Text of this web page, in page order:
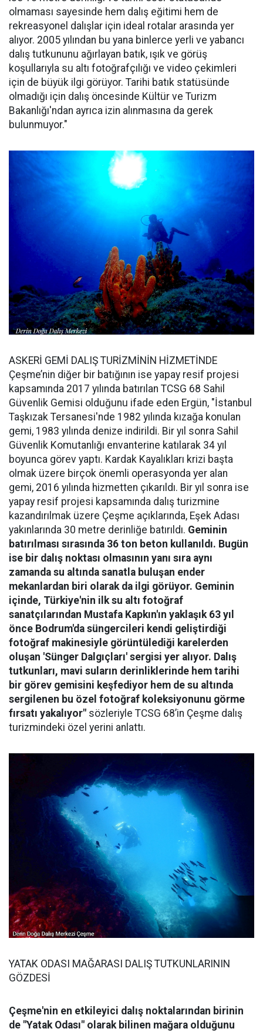
olmaması sayesinde hem dalış eğitimi hem de
rekreasyonel dalışlar için ideal rotalar arasında yer
alıyor. 2005 yılından bu yana binlerce yerli ve yabancı
dalış tutkununu ağırlayan batık, ışık ve görüş
koşullarıyla su altı fotoğrafçılığı ve video çekimleri
için de büyük ilgi görüyor. Tarihi batık statüsünde
olmadığı için dalış öncesinde Kültür ve Turizm
Bakanlığı'ndan ayrıca izin alınmasına da gerek
bulunmuyor."
ASKERİ GEMİ DALIŞ TURİZMİNİN HİZMETİNDE
Çeşme’nin diğer bir batığının ise yapay resif projesi
kapsamında 2017 yılında batırılan TCSG 68 Sahil
Güvenlik Gemisi olduğunu ifade eden Ergün, "İstanbul
Taşkızak Tersanesi'nde 1982 yılında kızağa konulan
gemi, 1983 yılında denize indirildi. Bir yıl sonra Sahil
Güvenlik Komutanlığı envanterine katılarak 34 yıl
boyunca görev yaptı. Kardak Kayalıkları krizi başta
olmak üzere birçok önemli operasyonda yer alan
gemi, 2016 yılında hizmetten çıkarıldı. Bir yıl sonra ise
yapay resif projesi kapsamında dalış turizmine
kazandırılmak üzere Çeşme açıklarında, Eşek Adası
yakınlarında 30 metre derinliğe batırıldı. Geminin
batırılması sırasında 36 ton beton kullanıldı. Bugün
ise bir dalış noktası olmasının yanı sıra aynı
zamanda su altında sanatla buluşan ender
mekanlardan biri olarak da ilgi görüyor. Geminin
içinde, Türkiye'nin ilk su altı fotoğraf
sanatçılarından Mustafa Kapkın'ın yaklaşık 63 yıl
önce Bodrum'da süngercileri kendi geliştirdiği
fotoğraf makinesiyle görüntülediği karelerden
oluşan 'Sünger Dalgıçları' sergisi yer alıyor. Dalış
tutkunları, mavi suların derinliklerinde hem tarihi
bir görev gemisini keşfediyor hem de su altında
sergilenen bu özel fotoğraf koleksiyonunu görme
fırsatı yakalıyor" sözleriyle TCSG 68’in Çeşme dalış
turizmindeki özel yerini anlattı.
YATAK ODASI MAĞARASI DALIŞ TUTKUNLARININ
GÖZDESİ
Çeşme'nin en etkileyici dalış noktalarından birinin
de "Yatak Odası" olarak bilinen mağara olduğunu